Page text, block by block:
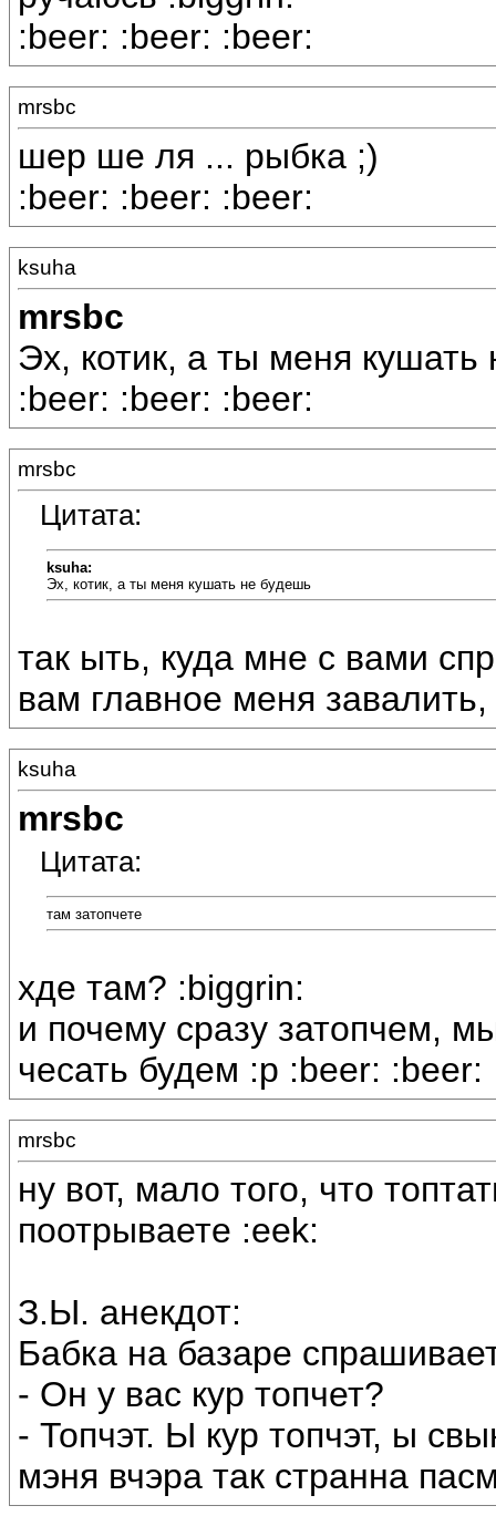
:beer: :beer: :beer:
mrsbc
шер ше ля ... рыбка ;)
:beer: :beer: :beer:
ksuha
mrsbc
Эх, котик, а ты меня
:beer: :beer: :beer:
mrsbc
Цитата:
ksuha:
Эх, котик, а ты меня кушать не будешь
так ыть, куда мне с вами
вам главное меня
ksuha
mrsbc
Цитата:
там затопчете
хде там? :biggrin:
и почему сразу затопчем,
чесать будем :p :beer: :beer:
mrsbc
ну вот, мало того, что
поотрываете :eek:
З.Ы. анекдот:
Бабка на базаре
- Он у вас кур топчет?
- Топчэт. Ы кур топчэт, ы
мэня вчэра так странна